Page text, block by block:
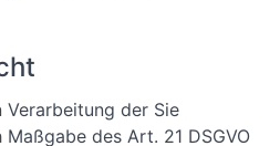
der Sie
des Art. 21 DSGVO